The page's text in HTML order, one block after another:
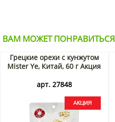
ВАМ МОЖЕТ ПОНРАВИТЬСЯ
Грецкие орехи с кунжутом
Mister Ye, Китай, 60 г Акция
арт. 27848